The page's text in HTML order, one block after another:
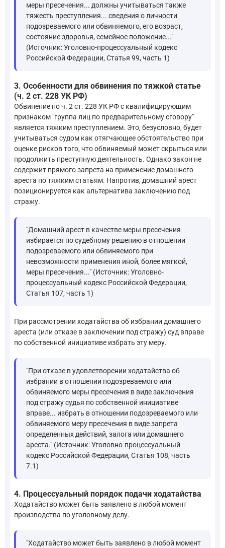
меры пресечения... должны учитываться также
тяжесть преступления... сведения о личности
подозреваемого или обвиняемого, его возраст,
состояние здоровья, семейное положение..."
(Источник: Уголовно-процессуальный кодекс
Российской Федерации, Статья 99, часть 1)
3. Особенности для обвинения по тяжкой статье
(ч. 2 ст. 228 УК РФ)
Обвинение по ч. 2 ст. 228 УК РФ с квалифицирующим
признаком "группа лиц по предварительному сговору"
является тяжким преступлением. Это, безусловно, будет
учитываться судом как отягчающее обстоятельство при
оценке рисков того, что обвиняемый может скрыться или
продолжить преступную деятельность. Однако закон не
содержит прямого запрета на применение домашнего
ареста по тяжким статьям. Напротив, домашний арест
позиционируется как альтернатива заключению под
стражу.
"Домашний арест в качестве меры пресечения
избирается по судебному решению в отношении
подозреваемого или обвиняемого при
невозможности применения иной, более мягкой,
меры пресечения..." (Источник: Уголовно-
процессуальный кодекс Российской Федерации,
Статья 107, часть 1)
При рассмотрении ходатайства об избрании домашнего
ареста (или отказе в заключении под стражу) суд вправе
по собственной инициативе избрать эту меру.
"При отказе в удовлетворении ходатайства об
избрании в отношении подозреваемого или
обвиняемого меры пресечения в виде заключения
под стражу судья по собственной инициативе
вправе... избрать в отношении подозреваемого или
обвиняемого меру пресечения в виде запрета
определенных действий, залога или домашнего
ареста." (Источник: Уголовно-процессуальный
кодекс Российской Федерации, Статья 108, часть
7.1)
4. Процессуальный порядок подачи ходатайства
Ходатайство может быть заявлено в любой момент
производства по уголовному делу.
"Ходатайство может быть заявлено в любой момент